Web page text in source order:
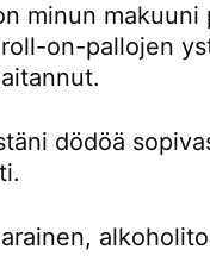
minun makuuni
on-pallojen
dödöä